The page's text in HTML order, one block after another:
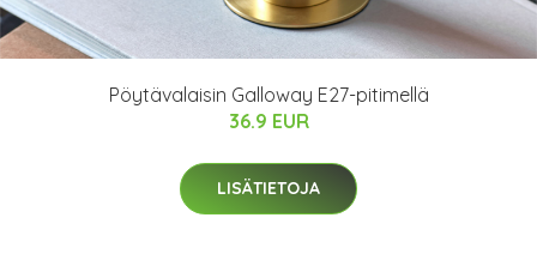
Pöytävalaisin Galloway E27-pitimellä
36.9 EUR
LISÄTIETOJA